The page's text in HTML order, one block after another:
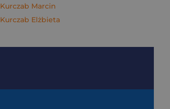
Kurczab Marcin
Kurczab Elżbieta